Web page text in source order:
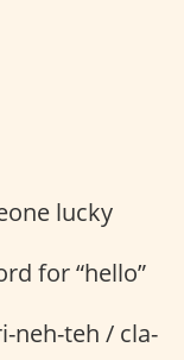
lucky
for “hello”
neh-teh / cla-